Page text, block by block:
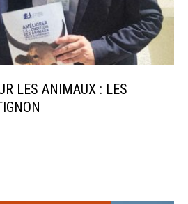
LES ANIMAUX : LES